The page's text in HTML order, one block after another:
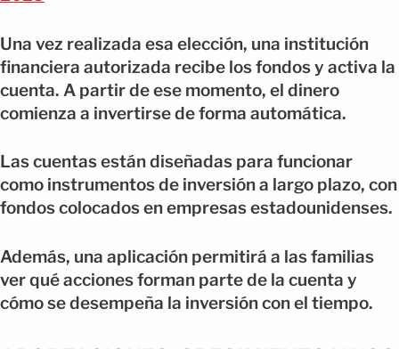
Una vez realizada esa elección, una institución
financiera autorizada recibe los fondos y activa la
cuenta. A partir de ese momento, el dinero
comienza a invertirse de forma automática.
Las cuentas están diseñadas para funcionar
como instrumentos de inversión a largo plazo, con
fondos colocados en empresas estadounidenses.
Además, una aplicación permitirá a las familias
ver qué acciones forman parte de la cuenta y
cómo se desempeña la inversión con el tiempo.